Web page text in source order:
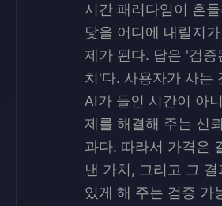
시간 패러다임이 흔
닻을 어디에 내릴지
제가 된다. 답은 '검증
치'다. 사용자가 사는
AI가 들인 시간이 아
제를 해결해 주는 신
과다. 따라서 가격은
낸 가치, 그리고 그
있게 해 주는 검증 가